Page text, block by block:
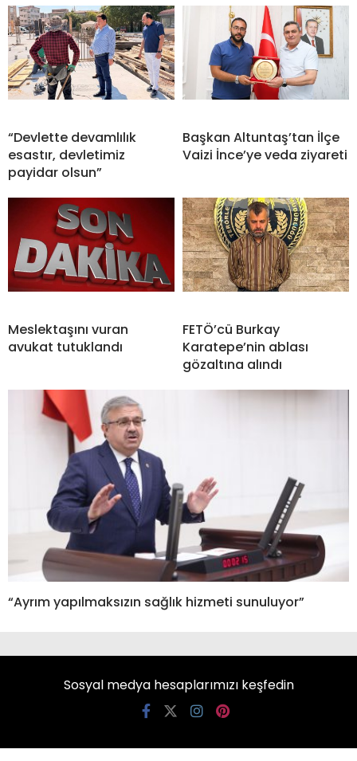
“Devlette devamlılık
esastır, devletimiz
payidar olsun”
Başkan Altuntaş’tan İlçe
Vaizi İnce’ye veda ziyareti
Meslektaşını vuran
avukat tutuklandı
FETÖ’cü Burkay
Karatepe’nin ablası
gözaltına alındı
“Ayrım yapılmaksızın sağlık hizmeti sunuluyor”
Sosyal medya hesaplarımızı keşfedin